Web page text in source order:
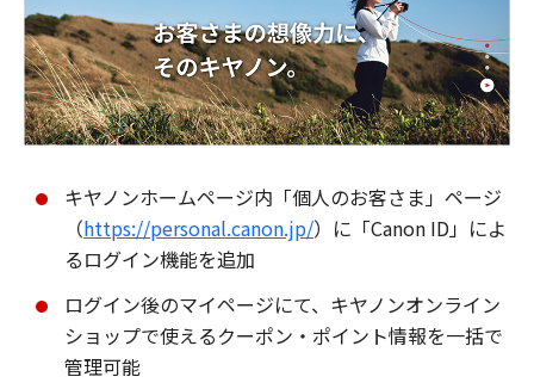
キヤノンホームページ内「個人のお客さま」ページ
（https://personal.canon.jp/）に「Canon ID」によ
るログイン機能を追加
ログイン後のマイページにて、キヤノンオンライン
ショップで使えるクーポン・ポイント情報を一括で
管理可能